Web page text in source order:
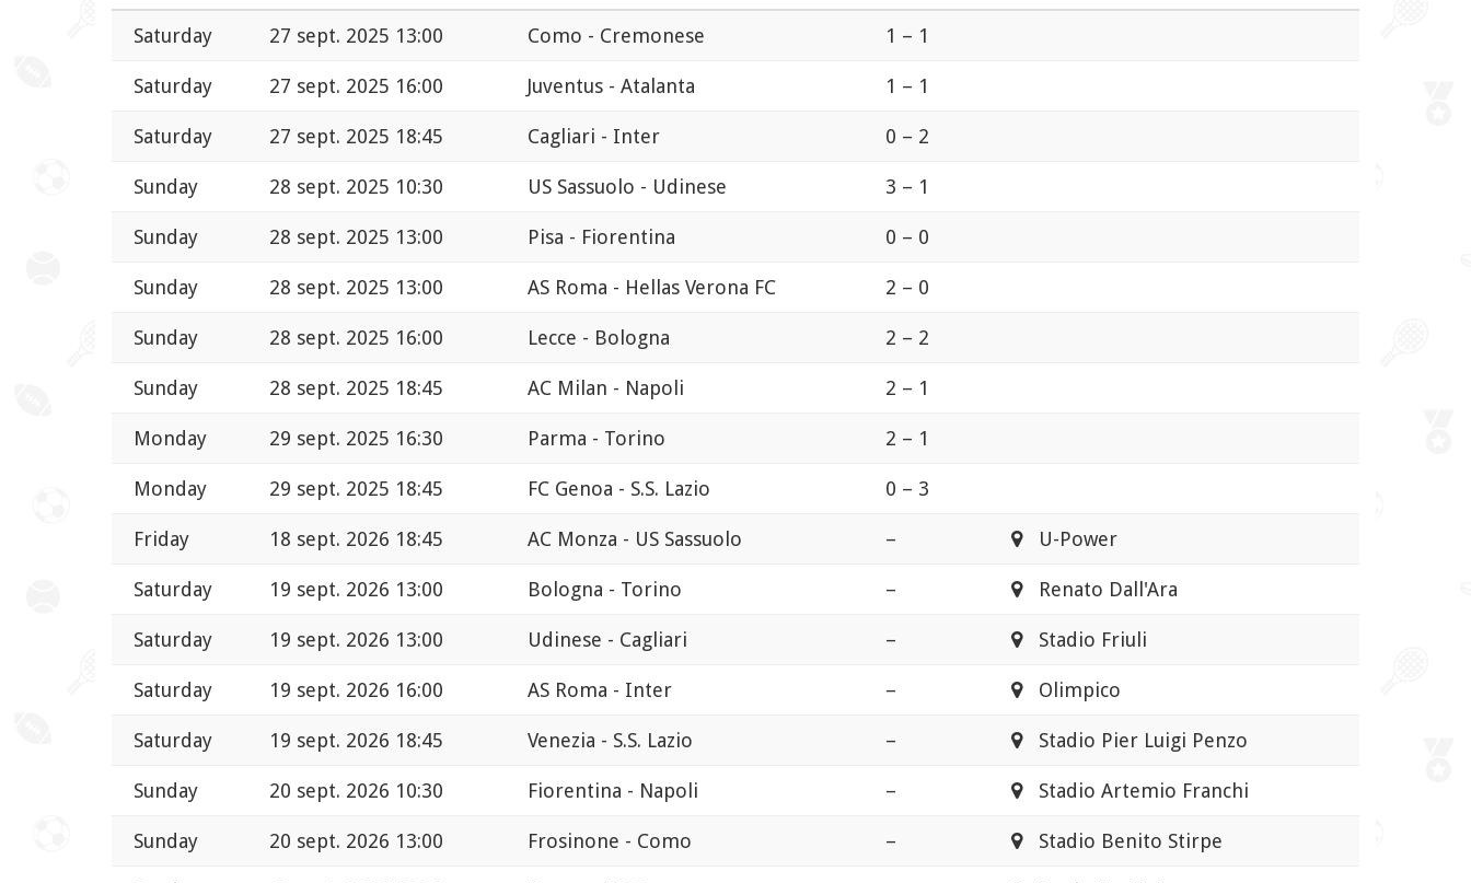
Saturday 27 sept. 2025 13:00 Como - Cremonese 1 – 1
Saturday 27 sept. 2025 16:00 Juventus - Atalanta 1 – 1
Saturday 27 sept. 2025 18:45 Cagliari - Inter 0 – 2
Sunday 28 sept. 2025 10:30 US Sassuolo - Udinese 3 – 1
Sunday 28 sept. 2025 13:00 Pisa - Fiorentina 0 – 0
Sunday 28 sept. 2025 13:00 AS Roma - Hellas Verona FC 2 – 0
Sunday 28 sept. 2025 16:00 Lecce - Bologna 2 – 2
Sunday 28 sept. 2025 18:45 AC Milan - Napoli 2 – 1
Monday 29 sept. 2025 16:30 Parma - Torino 2 – 1
Monday 29 sept. 2025 18:45 FC Genoa - S.S. Lazio 0 – 3
Friday 18 sept. 2026 18:45 AC Monza - US Sassuolo – U-Power
Saturday 19 sept. 2026 13:00 Bologna - Torino – Renato Dall'Ara
Saturday 19 sept. 2026 13:00 Udinese - Cagliari – Stadio Friuli
Saturday 19 sept. 2026 16:00 AS Roma - Inter – Olimpico
Saturday 19 sept. 2026 18:45 Venezia - S.S. Lazio – Stadio Pier Luigi Penzo
Sunday 20 sept. 2026 10:30 Fiorentina - Napoli – Stadio Artemio Franchi
Sunday 20 sept. 2026 13:00 Frosinone - Como – Stadio Benito Stirpe